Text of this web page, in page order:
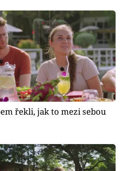
řekli, jak to mezi sebou